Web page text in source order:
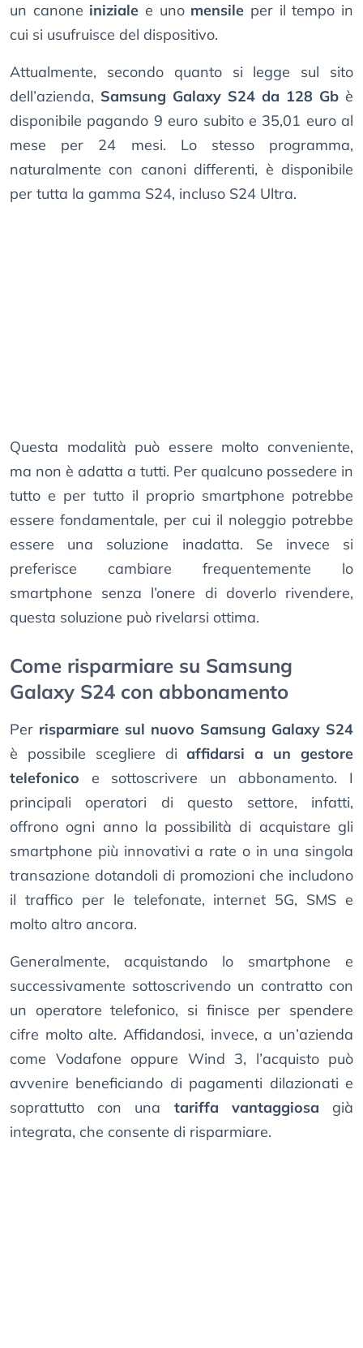
un canone inizialee uno mensile per il tempo in
cui si usufruisce del dispositivo.
Attualmente, secondo quanto si legge sul sito
dell’azienda, Samsung Galaxy S24 da 128 Gb è
disponibile pagando 9 euro subito e 35,01 euro al
mese per 24 mesi. Lo stesso programma,
naturalmente con canoni differenti, è disponibile
per tutta la gamma S24, incluso S24 Ultra.
Questa modalità può essere molto conveniente,
ma non è adatta a tutti. Per qualcuno possedere in
tutto e per tutto il proprio smartphone potrebbe
essere fondamentale, per cui il noleggio potrebbe
essere una soluzione inadatta. Se invece si
preferisce cambiare frequentemente lo
smartphone senza l’onere di doverlo rivendere,
questa soluzione può rivelarsi ottima.
Come risparmiare su Samsung
Galaxy S24 con abbonamento
Per risparmiare sul nuovo Samsung Galaxy S24
è possibile scegliere diaffidarsi a un gestore
telefonico e sottoscrivere un abbonamento. I
principali operatori di questo settore, infatti,
offrono ogni anno la possibilità di acquistare gli
smartphone più innovativi a rate o in una singola
transazione dotandoli di promozioni che includono
il traffico per le telefonate, internet 5G, SMS e
molto altro ancora.
Generalmente, acquistando lo smartphone e
successivamente sottoscrivendo un contratto con
un operatore telefonico, si finisce per spendere
cifre molto alte. Affidandosi, invece, a un’azienda
come Vodafone oppure Wind 3, l’acquisto può
avvenire beneficiando di pagamenti dilazionati e
soprattutto con una tariffa vantaggiosa già
integrata, che consente di risparmiare.